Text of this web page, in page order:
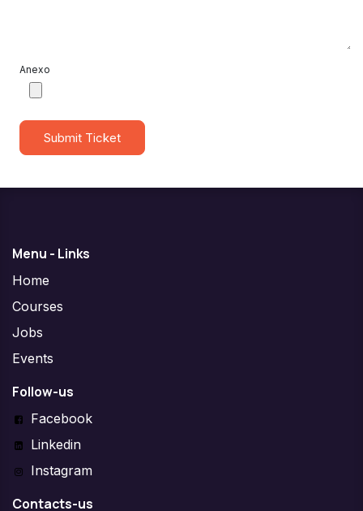
Anexo
Submit Ticket
Menu - Links
Home
Courses
Jobs
Events
Follow-us
Facebook
Linkedin
Instagram
Contacts-us